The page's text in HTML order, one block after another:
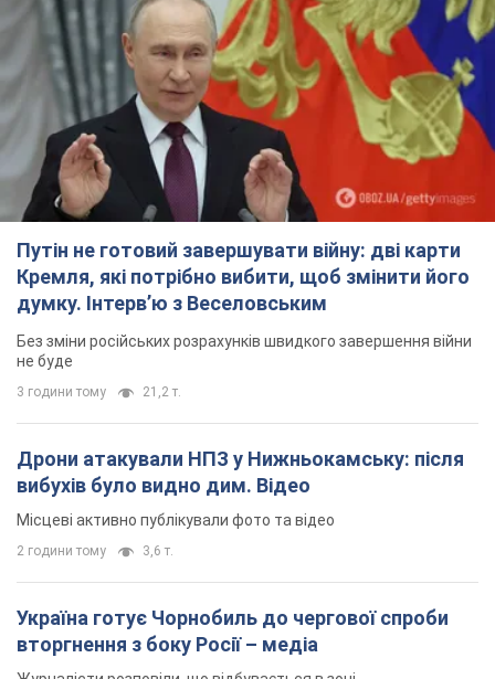
Путін не готовий завершувати війну: дві карти
Кремля, які потрібно вибити, щоб змінити його
думку. Інтерв’ю з Веселовським
Без зміни російських розрахунків швидкого завершення війни
не буде
3 години тому 21,2 т.
Дрони атакували НПЗ у Нижньокамську: після
вибухів було видно дим. Відео
Місцеві активно публікували фото та відео
2 години тому 3,6 т.
Україна готує Чорнобиль до чергової спроби
вторгнення з боку Росії – медіа